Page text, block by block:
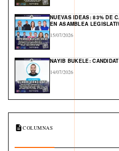
NUEVAS IDEAS: 83% DE
EN ASAMBLEA
15/07/2026
NAYIB BUKELE:
14/07/2026
COLUMNAS